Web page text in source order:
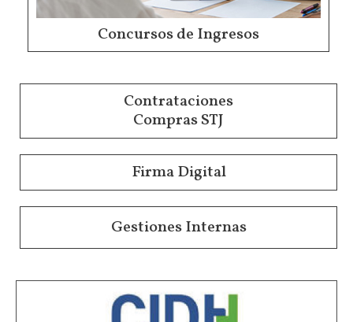
Concursos de Ingresos
Contrataciones
Compras STJ
Firma Digital
Gestiones Internas